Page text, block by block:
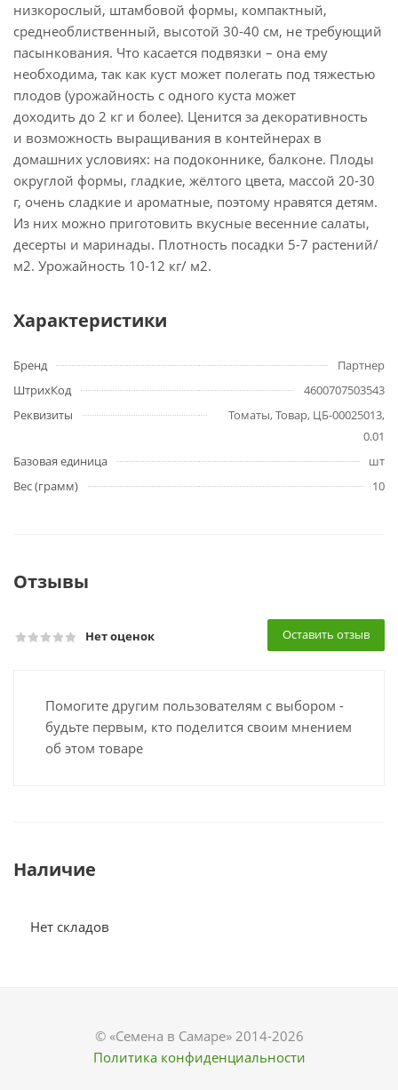
низкорослый, штамбовой формы, компактный,
среднеоблиственный, высотой 30-40 см, не требующий
пасынкования. Что касается подвязки – она ему
необходима, так как куст может полегать под тяжестью
плодов (урожайность с одного куста может
доходить до 2 кг и более). Ценится за декоративность
и возможность выращивания в контейнерах в
домашних условиях: на подоконнике, балконе. Плоды
округлой формы, гладкие, жёлтого цвета, массой 20-30
г, очень сладкие и ароматные, поэтому нравятся детям.
Из них можно приготовить вкусные весенние салаты,
десерты и маринады. Плотность посадки 5-7 растений/
м2. Урожайность 10-12 кг/ м2.
Характеристики
Бренд
Партнер
ШтрихКод
4600707503543
Реквизиты
Томаты, Товар, ЦБ-00025013,
0.01
Базовая единица
шт
Вес (грамм)
10
Отзывы
Нет оценок Оставить отзыв
Помогите другим пользователям с выбором -
будьте первым, кто поделится своим мнением
об этом товаре
Наличие
Нет складов
© «Семена в Самаре» 2014-2026
Политика конфиденциальности